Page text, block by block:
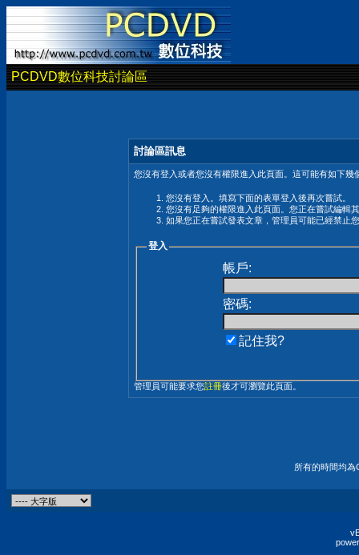
PCDVD數位科技討論區
討論區訊息
您沒有登入或者您沒有權限進入此頁面。這可能有如下幾
您沒有登入。填寫下面的表單登入後再次嘗試。
您沒有足夠的權限進入此頁面。您正在嘗試編輯
如果您正在嘗試發表文章，管理員可能已經禁止
登入
帳戶:
密碼:
記住我?
管理員可能要求您註冊後才可瀏覽此頁面。
所有的時間均為